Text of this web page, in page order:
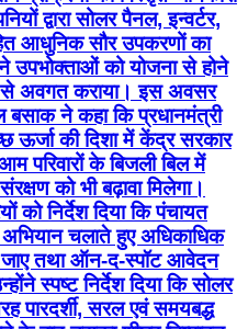
ऊर्जा की दिशा में केंद्र सरकार
परिवारों के बिजली बिल में
को भी बढ़ावा मिलेगा।
को निर्देश दिया कि पंचायत
चलाते हुए अधिकाधिक
जाए तथा ऑन-द-स्पॉट आवेदन
स्पष्ट निर्देश दिया कि सोलर
पारदर्शी, सरल एवं समयबद्ध
के बाद उसका शीघ्र निष्पादन
को मिलने वाली सब्सिडी
की जाए। डीडीसी ने
दिया कि जिन उपभोक्ताओं
से अधिक है, उन्हें चिन्हित कर